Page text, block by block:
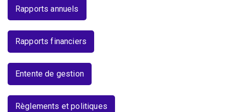
Rapports annuels
Rapports financiers
Entente de gestion
Règlements et politiques